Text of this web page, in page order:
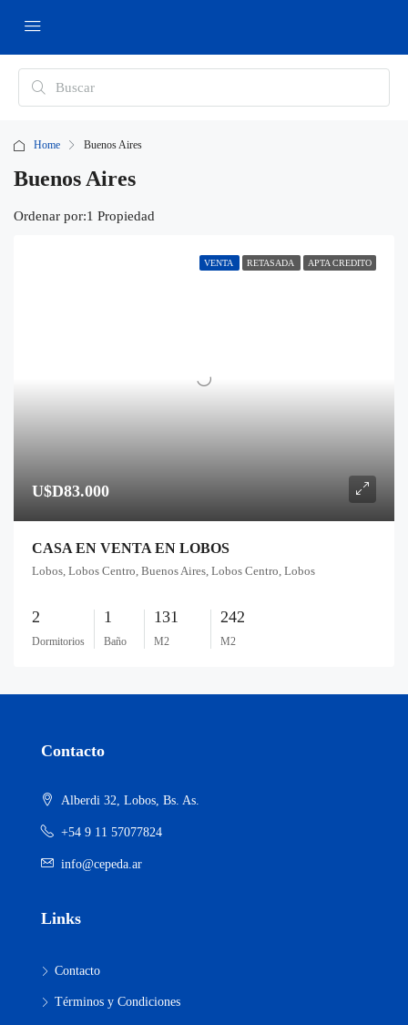
Home Buenos Aires
Buenos Aires
1 Propiedad
Ordenar por:
VENTA RETASADA APTA CREDITO
U$D83.000
CASA EN VENTA EN LOBOS
Lobos, Lobos Centro, Buenos Aires, Lobos Centro, Lobos
2
Dormitorios
1
Baño
131
M2
242
M2
Contacto
Alberdi 32, Lobos, Bs. As.
+54 9 11 57077824
info@cepeda.ar
Links
Contacto
Términos y Condiciones